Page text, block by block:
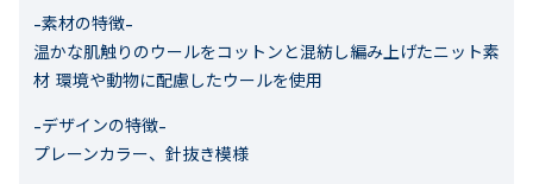
-素材の特徴-
温かな肌触りのウールをコットンと混紡し編み上げたニット素
材 環境や動物に配慮したウールを使用
-デザインの特徴-
プレーンカラー、針抜き模様